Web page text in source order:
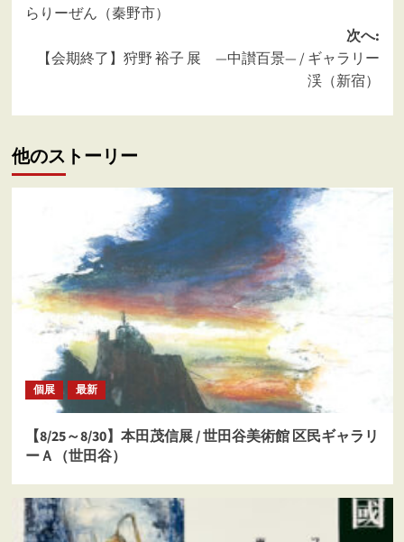
ナ
ビ
ー
シ
ョ
らりーぜん（秦野市）
次へ:
【会期終了】狩野 裕子 展 ―中讃百景― / ギャラリー
渓（新宿）
他のストーリー
個展 最新
【8/25～8/30】本田茂信展 / 世田谷美術館 区民ギャラリ
ーＡ（世田谷）